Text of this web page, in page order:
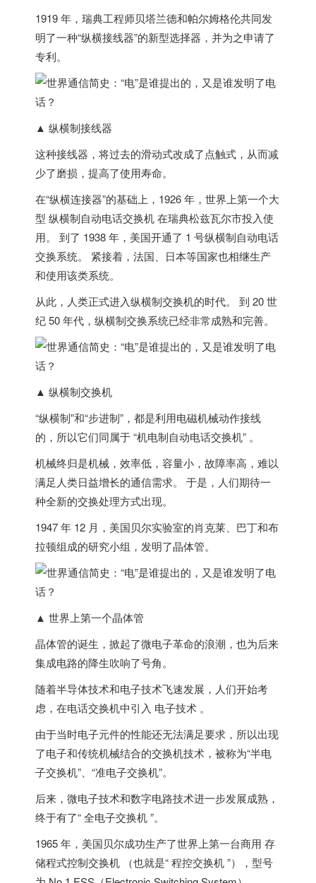
1919 年， 瑞典工程师贝塔兰德和帕尔姆格伦共同发
明了一种“纵横接线器”的新型选择器，并为之申请了
专利。
▲ 纵横制接线器
这种接线器，将过去的滑动式改成了点触式，从而减
少了磨损，提高了使用寿命。
在“纵横连接器”的基础上，1926 年，世界上第一个大
型 纵横制自动电话交换机在瑞典松兹瓦尔市投入使
用。 到了 1938 年， 美国开通了 1 号纵横制自动电话
交换系统。 紧接着， 法国 日本等国家也相继生产
和使用该类系统。
从此，人类正式进入纵横制交换机的时代。 到 20 世
纪 50 年代，纵横制交换系统已经非常成熟和完善。
▲ 纵横制交换机
“纵横制”和“步进制”，都是利用电磁机械动作接线
的，所以它们同属于 “机电制自动电话交换机” 。
机械终归是机械，效率低，容量小，故障率高，难以
满足人类日益增长的通信需求。 于是，人们期待一
种全新的交换处理方式出现。
1947 年 12 月， 美国贝尔实验室的肖克莱、巴丁和布
拉顿组成的研究小组，发明了晶体管。
▲ 世界上第一个晶体管
晶体管的诞生，掀起了微电子革命的浪潮，也为后来
集成电路的降生吹响了号角。
随着半导体技术和电子技术飞速发展，人们开始考
虑，在电话交换机中引入 电子技术 。
由于当时电子元件的性能还无法满足要求，所以出现
了电子和传统机械结合的交换机技术，被称为“半电
子交换机”、“准电子交换机”。
后来，微电子技术和数字电路技术进一步发展成熟，
终于有了“ 全电子交换机 ”。
1965 年， 美国贝尔成功生产了世界上第一台商用 存
储程式控制交换机 （也就是“ 程控交换机 ”），型号